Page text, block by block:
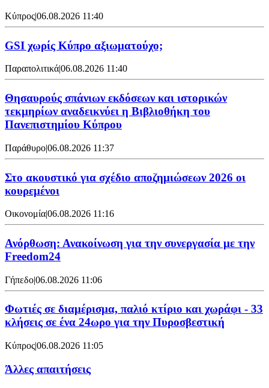
Κύπρος|06.08.2026 11:40
GSI χωρίς Κύπρο αξιωματούχο;
Παραπολιτικά|06.08.2026 11:40
Θησαυρούς σπάνιων εκδόσεων και ιστορικών
τεκμηρίων αναδεικνύει η Βιβλιοθήκη του
Πανεπιστημίου Κύπρου
Παράθυρο|06.08.2026 11:37
Στο ακουστικό για σχέδιο αποζημιώσεων 2026 οι
κουρεμένοι
Οικονομία|06.08.2026 11:16
Ανόρθωση: Ανακοίνωση για την συνεργασία με την
Freedom24
Γήπεδο|06.08.2026 11:06
Φωτιές σε διαμέρισμα, παλιό κτίριο και χωράφι - 33
κλήσεις σε ένα 24ωρο για την Πυροσβεστική
Κύπρος|06.08.2026 11:05
Άλλες απαιτήσεις